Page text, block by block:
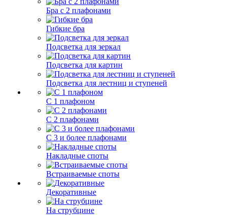
Бра с 2 плафонами
Гибкие бра
Подсветка для зеркал
Подсветка для картин
Подсветка для лестниц и ступеней
С 1 плафоном
С 2 плафонами
С 3 и более плафонами
Накладные споты
Встраиваемые споты
Декоративные
На струбцине